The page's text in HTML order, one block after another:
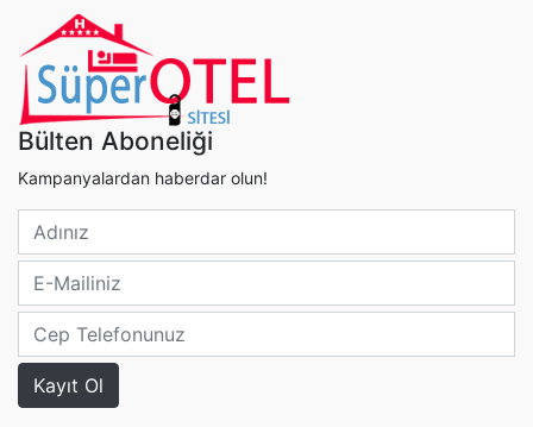
Bülten Aboneliği
Kampanyalardan haberdar olun!